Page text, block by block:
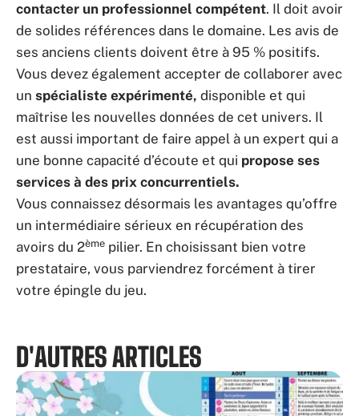
contacter un professionnel compétent. Il doit avoir
de solides références dans le domaine. Les avis de
ses anciens clients doivent être à 95 % positifs.
Vous devez également accepter de collaborer avec
un spécialiste expérimenté, disponible et qui
maîtrise les nouvelles données de cet univers. Il
est aussi important de faire appel à un expert qui a
une bonne capacité d’écoute et qui propose ses
services à des prix concurrentiels.
Vous connaissez désormais les avantages qu’offre
un intermédiaire sérieux en récupération des
avoirs du 2ème pilier. En choisissant bien votre
prestataire, vous parviendrez forcément à tirer
votre épingle du jeu.
D'AUTRES ARTICLES